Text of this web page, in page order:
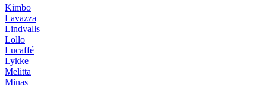
Kimbo
Lavazza
Lindvalls
Lollo
Lucaffé
Lykke
Melitta
Minas